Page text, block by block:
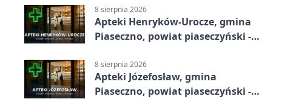
8 sierpnia 2026
Apteki Henryków-Urocze, gmina
Piaseczno, powiat piaseczyński -
8 sierpnia 2026
Apteki Józefosław, gmina
Piaseczno, powiat piaseczyński -